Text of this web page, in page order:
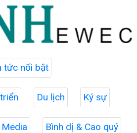
tức nổi bật
Du lịch Ký sự
Media Bình dị & Cao quý